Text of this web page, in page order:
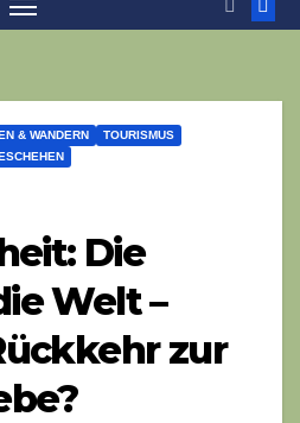
& WANDERN
TOURISMUS
Die
Welt –
zur